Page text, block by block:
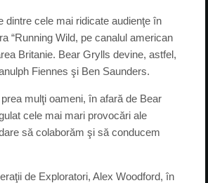
dintre cele mai ridicate audienţe în
“Running Wild, pe canalul american
Britanie. Bear Grylls devine, astfel,
Fiennes şi Ben Saunders.
mulţi oameni, în afară de Bear
cele mai mari provocări ale
să colaborăm şi să conducem
de Exploratori, Alex Woodford, în